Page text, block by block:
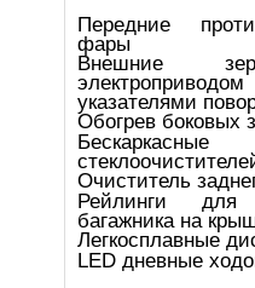
Передние
фары
Внешние
указателями
Обогрев боковых
Очиститель
Рейлинги для
багажника на
Легкосплавные
LED дневные